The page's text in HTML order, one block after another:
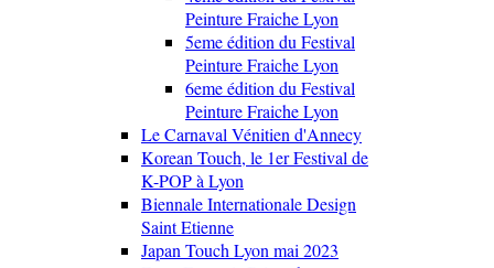
Peinture Fraiche Lyon
5eme édition du Festival
Peinture Fraiche Lyon
6eme édition du Festival
Peinture Fraiche Lyon
Le Carnaval Vénitien d'Annecy
Korean Touch, le 1er Festival de
K-POP à Lyon
Biennale Internationale Design
Saint Etienne
Japan Touch Lyon mai 2023